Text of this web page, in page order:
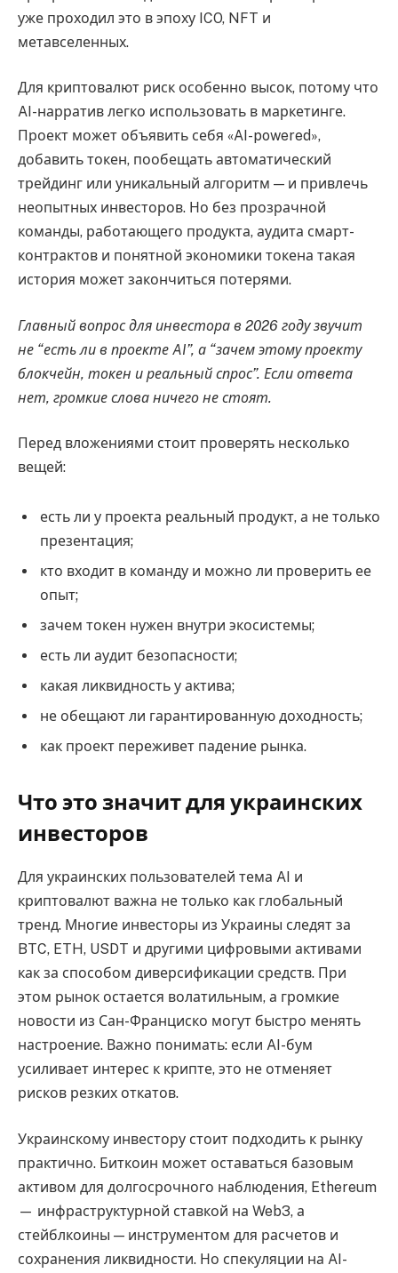
уже проходил это в эпоху ICO, NFT и
метавселенных.
Для криптовалют риск особенно высок, потому что
AI-нарратив легко использовать в маркетинге.
Проект может объявить себя «AI-powered»,
добавить токен, пообещать автоматический
трейдинг или уникальный алгоритм — и привлечь
неопытных инвесторов. Но без прозрачной
команды, работающего продукта, аудита смарт-
контрактов и понятной экономики токена такая
история может закончиться потерями.
Главный вопрос для инвестора в 2026 году звучит
не “есть ли в проекте AI”, а “зачем этому проекту
блокчейн, токен и реальный спрос”. Если ответа
нет, громкие слова ничего не стоят.
Перед вложениями стоит проверять несколько
вещей:
есть ли у проекта реальный продукт, а не только
презентация;
кто входит в команду и можно ли проверить ее
опыт;
зачем токен нужен внутри экосистемы;
есть ли аудит безопасности;
какая ликвидность у актива;
не обещают ли гарантированную доходность;
как проект переживет падение рынка.
Что это значит для украинских
инвесторов
Для украинских пользователей тема AI и
криптовалют важна не только как глобальный
тренд. Многие инвесторы из Украины следят за
BTC, ETH, USDT и другими цифровыми активами
как за способом диверсификации средств. При
этом рынок остается волатильным, а громкие
новости из Сан-Франциско могут быстро менять
настроение. Важно понимать: если AI-бум
усиливает интерес к крипте, это не отменяет
рисков резких откатов.
Украинскому инвестору стоит подходить к рынку
практично. Биткоин может оставаться базовым
активом для долгосрочного наблюдения, Ethereum
— инфраструктурной ставкой на Web3, а
стейблкоины — инструментом для расчетов и
сохранения ликвидности. Но спекуляции на AI-